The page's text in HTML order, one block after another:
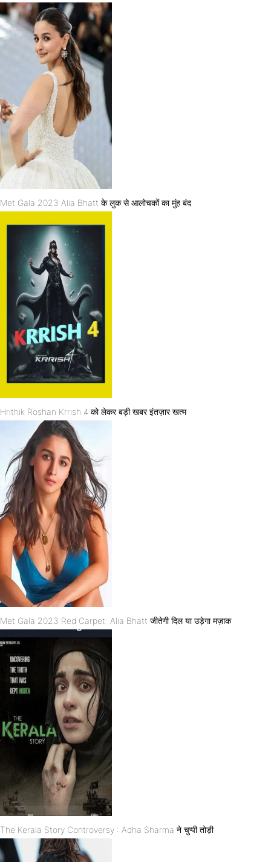
Met Gala 2023 Alia Bhatt के लुक से आलोचकों का मुंह बंद
Hrithik Roshan Krrish 4 को लेकर बड़ी खबर इंतज़ार खत्म
Met Gala 2023 Red Carpet: Alia Bhatt जीतेगी दिल या उड़ेगा मज़ाक
The Kerala Story Controversy : Adha Sharma ने चुप्पी तोड़ी